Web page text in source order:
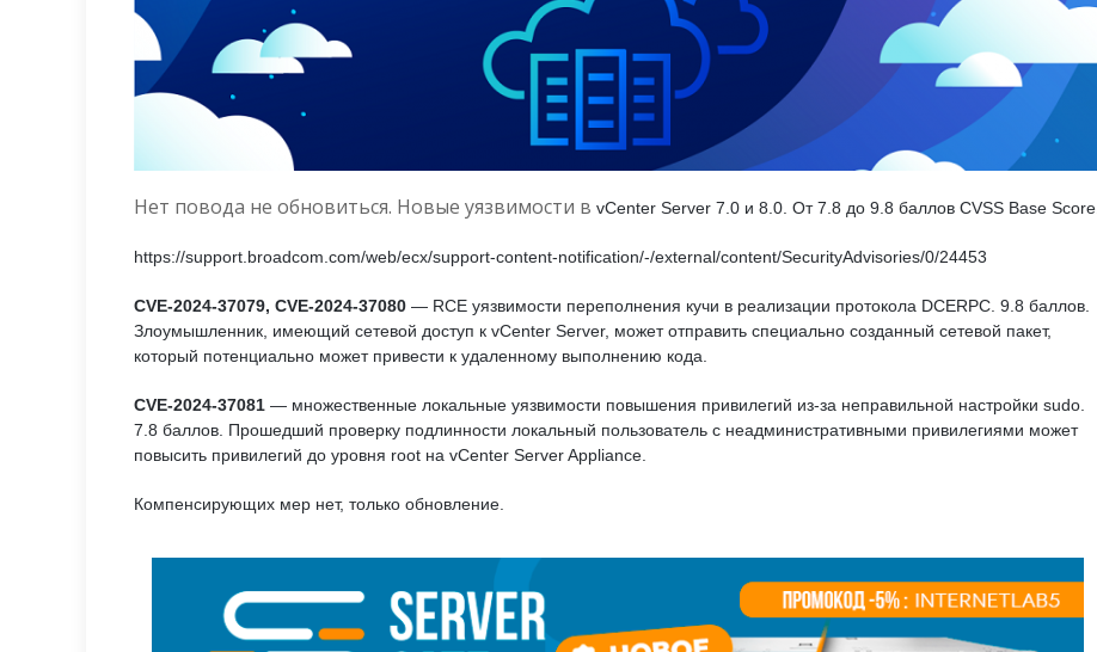
Нет повода не обновиться. Новые уязвимости в vCenter Server 7.0 и 8.0. От 7.8 до 9.8 баллов CVSS Base Score.
https://support.broadcom.com/web/ecx/support-content-notification/-/external/content/SecurityAdvisories/0/24453
CVE-2024-37079, CVE-2024-37080 — RCE уязвимости переполнения кучи в реализации протокола DCERPC. 9.8 баллов.
Злоумышленник, имеющий сетевой доступ к vCenter Server, может отправить специально созданный сетевой пакет,
который потенциально может привести к удаленному выполнению кода.
CVE-2024-37081 — множественные локальные уязвимости повышения привилегий из-за неправильной настройки sudo.
7.8 баллов. Прошедший проверку подлинности локальный пользователь с неадминистративными привилегиями может
повысить привилегий до уровня root на vCenter Server Appliance.
Компенсирующих мер нет, только обновление.